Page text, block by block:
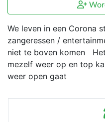
We leven in een Corona
zangeressen /
niet te boven komen
mezelf weer op en top
weer open gaat